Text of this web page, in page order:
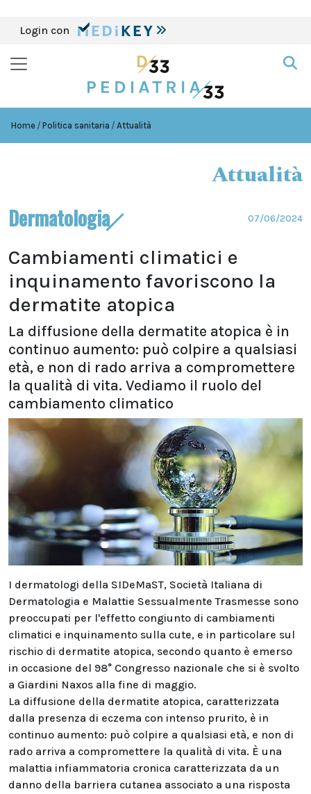
Login con
Home Politica sanitaria Attualità
Attualità
Dermatologia 07/06/2024
Cambiamenti climatici e
inquinamento favoriscono la
dermatite atopica
La diffusione della dermatite atopica è in
continuo aumento: può colpire a qualsiasi
età, e non di rado arriva a compromettere
la qualità di vita. Vediamo il ruolo del
cambiamento climatico
I dermatologi della SIDeMaST, Società Italiana di
Dermatologia e Malattie Sessualmente Trasmesse sono
preoccupati per l'effetto congiunto di cambiamenti
climatici e inquinamento sulla cute, e in particolare sul
rischio di dermatite atopica, secondo quanto è emerso
in occasione del 98° Congresso nazionale che si è svolto
a Giardini Naxos alla fine di maggio.
La diffusione della dermatite atopica, caratterizzata
dalla presenza di eczema con intenso prurito, è in
continuo aumento: può colpire a qualsiasi età, e non di
rado arriva a compromettere la qualità di vita. È una
malattia infiammatoria cronica caratterizzata da un
danno della barriera cutanea associato a una risposta